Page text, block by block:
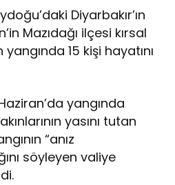
Diyarbakır’ın
Mazıdağı ilçesi kırsal
15 kişi hayatını
yangında
yasını tutan
“anız
söyleyen valiye